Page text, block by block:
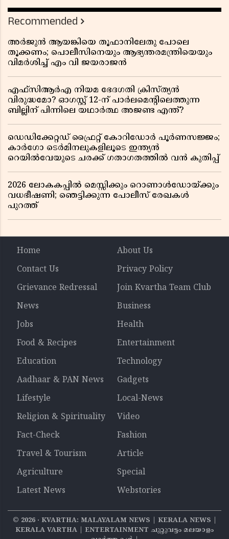
Recommended
അർജുൻ ആയങ്കിയെ തൂഫാനിലേതു പോലെ
തൂക്കണം; പൊലീസിനെയും ആഭ്യന്തരമന്ത്രിയെയും
വിമർശിച്ച് എം വി ജയരാജൻ
എഫ്സിആർഎ നിയമ ഭേദഗതി ക്രിസ്ത്യൻ
വിരുദ്ധമോ? ഓഗസ്റ്റ് 12-ന് പാർലമെന്റിലെത്തുന്ന
ബില്ലിന് പിന്നിലെ യഥാർത്ഥ അജണ്ട എന്ത്?
ഡെഡിക്കേറ്റഡ് ഫ്രൈറ്റ് കോറിഡോർ പൂർണസജ്ജം;
കാർഗോ ടെർമിനലുകളിലൂടെ ഇന്ത്യൻ
റെയിൽവേയുടെ ചരക്ക് ഗതാഗതത്തിൽ വൻ കുതിപ്പ്
2026 ലോകകപ്പിൽ മെസ്സിക്കും റൊണാൾഡോയ്ക്കും
വധഭീഷണി; ഞെട്ടിക്കുന്ന പോലീസ് രേഖകൾ
പുറത്ത്
Home
About Us
Contact Us
Privacy Policy
Grievance Redressal
Join Kvartha Team Club
News
Business
Jobs
Health
Food & Recipes
Entertainment
Education
Technology
Aadhaar & PAN News
Gadgets
Lifestyle
Local-News
Religion & Spirituality
Video
Fact-Check
Fashion
Travel & Tourism
Article
Agriculture
Special
Latest News
Webstories
© 2026‧ KVARTHA: MALAYALAM NEWS | KERALA NEWS |
KERALA VARTHA | ENTERTAINMENT ചുറ്റുവട്ടം മലയാളം